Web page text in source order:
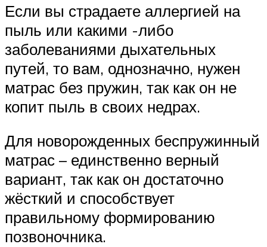
Если вы страдаете аллергией на
пыль или какими -либо
заболеваниями дыхательных
путей, то вам, однозначно, нужен
матрас без пружин, так как он не
копит пыль в своих недрах.
Для новорожденных беспружинный
матрас – единственно верный
вариант, так как он достаточно
жёсткий и способствует
правильному формированию
позвоночника.